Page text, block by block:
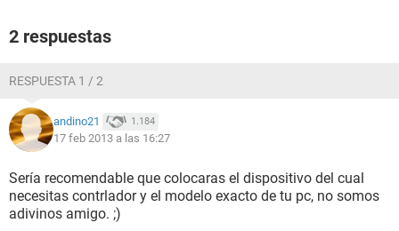
2 respuestas
RESPUESTA 1 / 2
andino21 1.184
17 feb 2013 a las 16:27
Sería recomendable que colocaras el dispositivo del cual
necesitas contrlador y el modelo exacto de tu pc, no somos
adivinos amigo. ;)